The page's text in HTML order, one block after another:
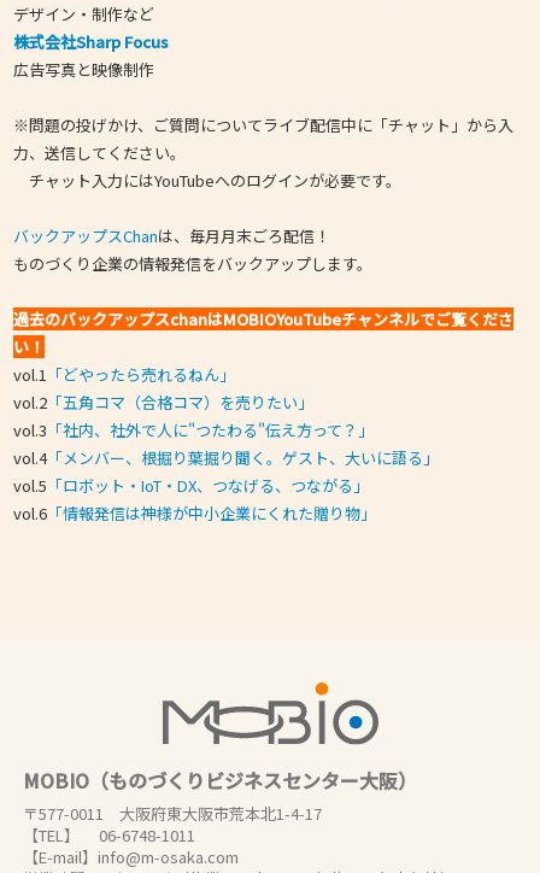
デザイン・制作など
株式会社Sharp Focus
広告写真と映像制作
※問題の投げかけ、ご質問についてライブ配信中に「チャット」から入
力、送信してください。
チャット入力にはYouTubeへのログインが必要です。
バックアップスChanは、毎月月末ごろ配信！
ものづくり企業の情報発信をバックアップします。
過去のバックアップスchanはMOBIOYouTubeチャンネルでご覧くださ
い！
vol.1 「どやったら売れるねん」
vol.2 「五角コマ（合格コマ）を売りたい」
vol.3 「社内、社外で人に"つたわる"伝え方って？」
vol.4「メンバー、根掘り葉掘り聞く。ゲスト、大いに語る」
vol.5 「ロボット・IoT・DX、つなげる、つながる」
vol.6 「情報発信は神様が中小企業にくれた贈り物」
MOBIO（ものづくりビジネスセンター大阪）
〒577-0011 大阪府東大阪市荒本北1-4-17
【TEL】 06-6748-1011
【E-mail】info@m-osaka.com